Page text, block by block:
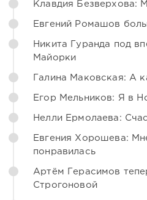
Клавдия Безверхова:
Евгений Ромашов
Никита Гуранда под
Майорки
Галина Маковская: А
Егор Мельников: Я в
Нелли Ермолаева:
Евгения Хорошева:
понравилась
Артём Герасимов
Строгоновой